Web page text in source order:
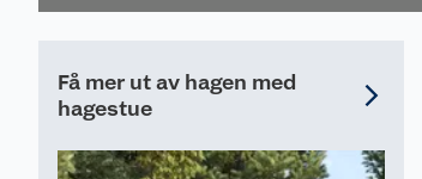
Få mer ut av hagen med
hagestue